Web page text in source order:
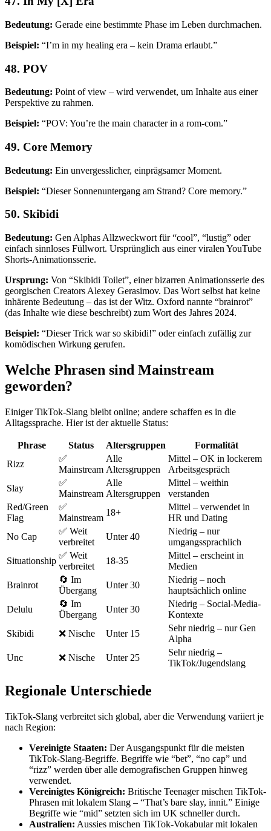
Bedeutung: Gerade eine bestimmte Phase im Leben durchmachen.
Beispiel: “I’m in my healing era – kein Drama erlaubt.”
48. POV
Bedeutung: Point of view – wird verwendet, um Inhalte aus einer
Perspektive zu rahmen.
Beispiel: “POV: You’re the main character in a rom-com.”
49. Core Memory
Bedeutung: Ein unvergesslicher, einprägsamer Moment.
Beispiel: “Dieser Sonnenuntergang am Strand? Core memory.”
50. Skibidi
Bedeutung: Gen Alphas Allzweckwort für “cool”, “lustig” oder
einfach sinnloses Füllwort. Ursprünglich aus einer viralen YouTube
Shorts-Animationsserie.
Ursprung: Von “Skibidi Toilet”, einer bizarren Animationsserie des
georgischen Creators Alexey Gerasimov. Das Wort selbst hat keine
inhärente Bedeutung – das ist der Witz. Oxford nannte “brainrot”
(das Inhalte wie diese beschreibt) zum Wort des Jahres 2024.
Beispiel: “Dieser Trick war so skibidi!” oder einfach zufällig zur
komödischen Wirkung gerufen.
Welche Phrasen sind Mainstream
geworden?
Einiger TikTok-Slang bleibt online; andere schaffen es in die
Alltagssprache. Hier ist der aktuelle Status:
Phrase Status Altersgruppen
Formalität
Rizz
✅
Mainstream
Alle
Altersgruppen
Mittel – OK in lockerem
Arbeitsgespräch
Slay
✅
Mainstream
Alle
Altersgruppen
Mittel – weithin
verstanden
Red/Green
Flag
✅
Mainstream
18+
Mittel – verwendet in
HR und Dating
No Cap
✅ Weit
verbreitet
Unter 40
Niedrig – nur
umgangssprachlich
Situationship
✅ Weit
verbreitet
18-35
Mittel – erscheint in
Medien
Brainrot
🔄 Im
Übergang
Unter 30
Niedrig – noch
hauptsächlich online
Delulu
🔄 Im
Übergang
Unter 30
Niedrig – Social-Media-
Kontexte
Skibidi
❌ Nische Unter 15
Sehr niedrig – nur Gen
Alpha
Unc
❌ Nische Unter 25
Sehr niedrig –
TikTok/Jugendslang
Regionale Unterschiede
TikTok-Slang verbreitet sich global, aber die Verwendung variiert je
nach Region:
Vereinigte Staaten: Der Ausgangspunkt für die meisten
TikTok-Slang-Begriffe. Begriffe wie “bet”, “no cap” und
“rizz” werden über alle demografischen Gruppen hinweg
verwendet.
Vereinigtes Königreich: Britische Teenager mischen TikTok-
Phrasen mit lokalem Slang – “That’s bare slay, innit.” Einige
Begriffe wie “mid” setzten sich im UK schneller durch.
Australien: Aussies mischen TikTok-Vokabular mit lokalen